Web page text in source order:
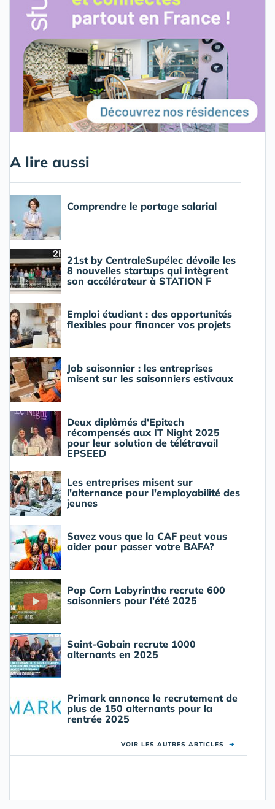
A lire aussi
Comprendre le portage salarial
21st by CentraleSupélec dévoile les
8 nouvelles startups qui intègrent
son accélérateur à STATION F
Emploi étudiant : des opportunités
flexibles pour financer vos projets
Job saisonnier : les entreprises
misent sur les saisonniers estivaux
Deux diplômés d'Epitech
récompensés aux IT Night 2025
pour leur solution de télétravail
EPSEED
Les entreprises misent sur
l'alternance pour l'employabilité des
jeunes
Savez vous que la CAF peut vous
aider pour passer votre BAFA?
Pop Corn Labyrinthe recrute 600
saisonniers pour l'été 2025
Saint-Gobain recrute 1000
alternants en 2025
Primark annonce le recrutement de
plus de 150 alternants pour la
rentrée 2025
VOIR LES AUTRES ARTICLES ➜